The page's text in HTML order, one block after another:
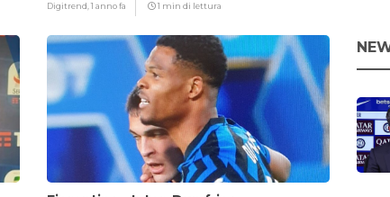
Digitrend,1 anno fa 1 min di lettura